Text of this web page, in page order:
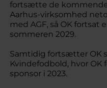
fortsætte de
Aarhus-virksomhed
med AGF, så OK fortsat
sommeren 2029.
Samtidig fortsætter OK
Kvindefodbold, hvor OK
sponsor i 2023.